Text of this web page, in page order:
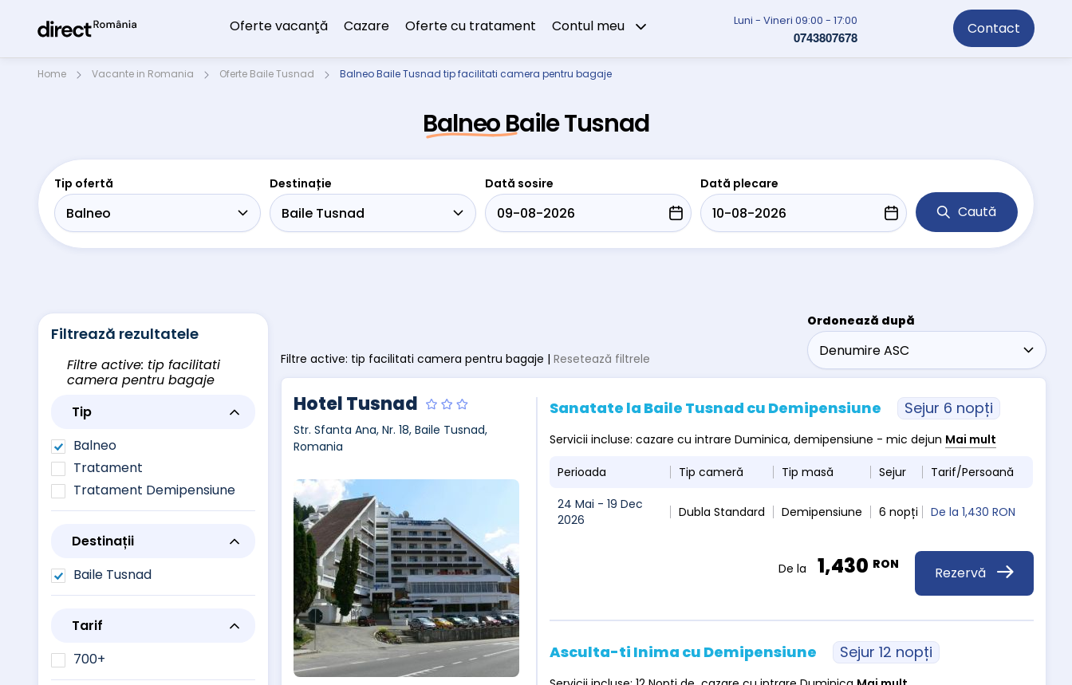
Oferte vacanţă Cazare Oferte cu tratament Contul meu Luni - Vineri 09:00 - 17:00
0743807678 Contact
Home Vacante in Romania Oferte Baile Tusnad Balneo Baile Tusnad tip facilitati camera pentru bagaje
Balneo Baile Tusnad
Tip ofertă Destinație Dată sosire Dată plecare
Caută
Filtrează rezultatele
Filtre active: tip facilitati
camera pentru bagaje
Tip
Balneo
Tratament
Tratament Demipensiune
Destinații
Baile Tusnad
Tarif
700+
Filtre active: tip facilitati camera pentru bagaje | Resetează filtrele
Ordonează după
Hotel Tusnad
Str. Sfanta Ana, Nr. 18, Baile Tusnad,
Romania
Sanatate la Baile Tusnad cu Demipensiune Sejur 6 nopți
Servicii incluse: cazare cu intrare Duminica, demipensiune - mic dejun Mai mult
Perioada Tip cameră Tip masă Sejur
Tarif/Persoană
24 Mai - 19 Dec
2026
Dubla Standard Demipensiune 6 nopți De la1,430 RON
Rezervă
De la 1,430 RON
Asculta-ti Inima cu Demipensiune Sejur 12 nopți